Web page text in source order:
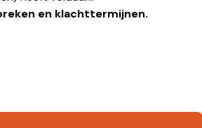
en klachttermijnen.